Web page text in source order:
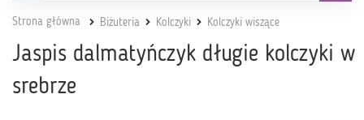
Strona główna Biżuteria Kolczyki Kolczyki wiszące
Jaspis dalmatyńczyk długie kolczyki w
srebrze